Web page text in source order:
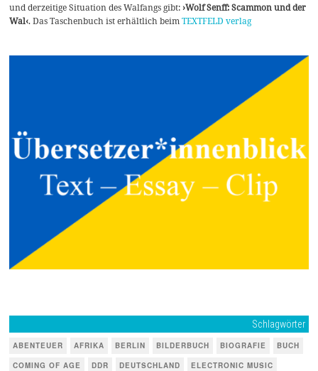
und derzeitige Situation des Walfangs gibt:›Wolf Senff: Scammon und der
Wal‹. Das Taschenbuch ist erhältlich beimTEXTFELD verlag
Schlagwörter
ABENTEUER AFRIKA BERLIN BILDERBUCH BIOGRAFIE
BUCH
COMING OF AGE
DDR DEUTSCHLAND
ELECTRONIC MUSIC